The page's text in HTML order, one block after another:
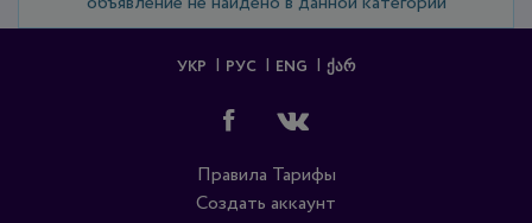
УКР РУС ENG ᲥᲐᲠ
Правила Тарифы
Создать аккаунт